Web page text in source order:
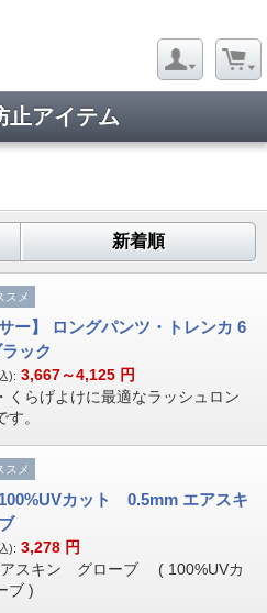
止アイテム
新着順
スメ
サー】 ロングパンツ・トレンカ 6
ック
): 3,667～4,125 円
くらげよけに最適なラッシュロン
。
スメ
カット 0.5mm エアスキ
): 3,278 円
アスキン グローブ ( 100%UVカ
ブ )